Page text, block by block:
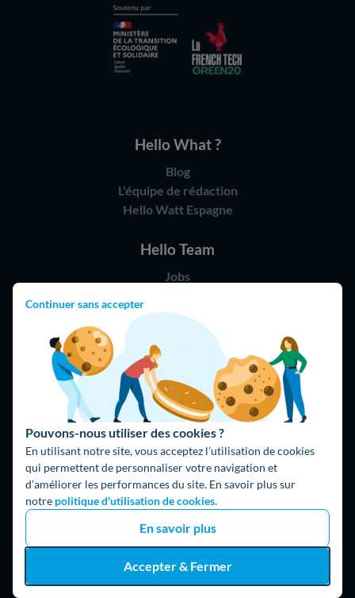
Continuer sans accepter
Pouvons-nous utiliser des cookies ?
En utilisant notre site, vous acceptez l’utilisation de cookies
qui permettent de personnaliser votre navigation et
d’améliorer les performances du site. En savoir plus sur
notre politique d'utilisation de cookies.
En savoir plus
Accepter & Fermer
Hello What ?
Blog
L'équipe de rédaction
Hello Watt Espagne
Hello Team
Jobs
Rejoindre notre réseau d'artisans
Hello !
09 75 18 60 60
(8h-21h)
75018 Paris
Fait avec ⚡ par Hello Watt
CGU|Mentions légales|
|
|